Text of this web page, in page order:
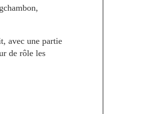
avec une partie
de rôle les